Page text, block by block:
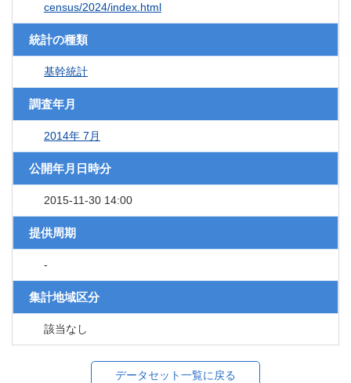
census/2024/index.html
統計の種類
基幹統計
調査年月
2014年 7月
公開年月日時分
2015-11-30 14:00
提供周期
-
集計地域区分
該当なし
データセット一覧に戻る